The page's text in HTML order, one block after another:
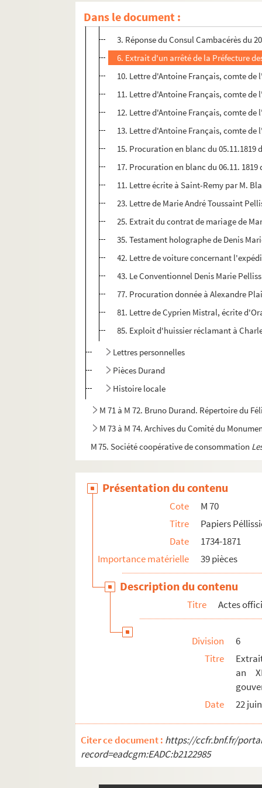
Dans le document :
1. Déclaration de Denys Pelissier,
2. Copie d'acte de naissance de Marie
3. Réponse du Consul Cambacérès du
6. Extrait d'un arrêté de la Préfecture
10. Lettre d'Antoine Français, comte
11. Lettre d'Antoine Français, comte
12. Lettre d'Antoine Français, comte
13. Lettre d'Antoine Français, comte
15. Procuration en blanc du
17. Procuration en blanc du 06.11.
11. Lettre écrite à Saint-Remy par M.
23. Lettre de Marie André Toussaint
25. Extrait du contrat de mariage de
35. Testament holographe de Denis
42. Lettre de voiture concernant
43. Le Conventionnel Denis Marie
77. Procuration donnée à Alexandre
81. Lettre de Cyprien Mistral, écrite
85. Exploit d'huissier réclamant à
Lettres personnelles
Pièces Durand
Histoire locale
M 71 à M 72. Bruno Durand. Répertoire du
M 73 à M 74. Archives du Comité du
M 75. Société coopérative de consommation
M 77 à M 81. Archives du Cercle
M 82 à M 83. Travaux d'Étienne Gros
M 86 à M 91. Archive de la famille Réginel
M 123. Archives de la famille Chabrand
M 127. Archives relatives aux fêtes du
M 155. Pierre Dupuy,Saint-Remy-de-Provence
M 158 à M 206. Archives de la menuiserie
M 207. Emile Fassin (1842-1922). Saint-
Présentation du contenu
Cote
M 70
Titre
Papiers
Date
1734-1871
Importance matérielle
39 pièces
Description du contenu
Titre Actes
Division
6
Titre
an
Date
22
Citer ce document : https://ccfr.bnf.fr/
record=eadcgm:EADC:b2122985